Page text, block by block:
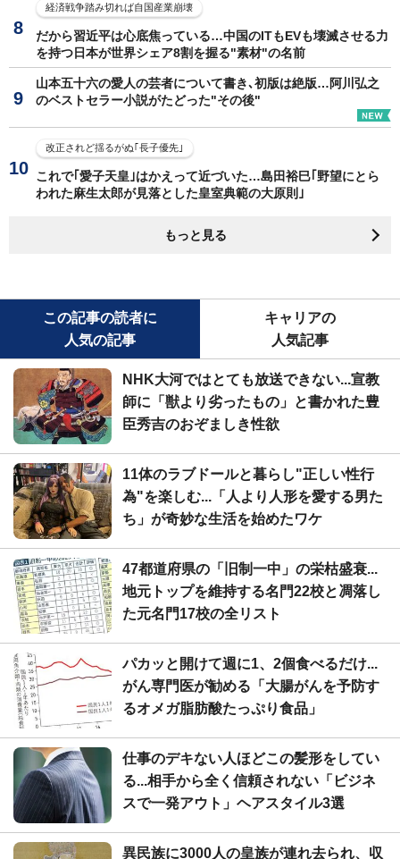
経済戦争踏み切れば自国産業崩壊
だから習近平は心底焦っている…中国のITもEVも壊滅させる力
を持つ日本が世界シェア8割を握る"素材"の名前
山本五十六の愛人の芸者について書き､初版は絶版…阿川弘之
のベストセラー小説がたどった"その後"
改正されど揺るがぬ｢長子優先｣
これで｢愛子天皇｣はかえって近づいた…島田裕巳｢野望にとら
われた麻生太郎が見落とした皇室典範の大原則｣
もっと見る
この記事の読者に
人気の記事
キャリアの
人気記事
NHK大河ではとても放送できない...宣教
師に「獣より劣ったもの」と書かれた豊
臣秀吉のおぞましき性欲
11体のラブドールと暮らし"正しい性行
為"を楽しむ...「人より人形を愛する男た
ち」が奇妙な生活を始めたワケ
47都道府県の「旧制一中」の栄枯盛衰...
地元トップを維持する名門22校と凋落し
た元名門17校の全リスト
パカッと開けて週に1、2個食べるだけ...
がん専門医が勧める「大腸がんを予防す
るオメガ脂肪酸たっぷり食品」
仕事のデキない人ほどこの髪形をしてい
る...相手から全く信頼されない「ビジネ
スで一発アウト」ヘアスタイル3選
異民族に3000人の皇族が連れ去られ、収